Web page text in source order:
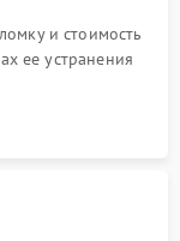
и стоимость
ее устранения